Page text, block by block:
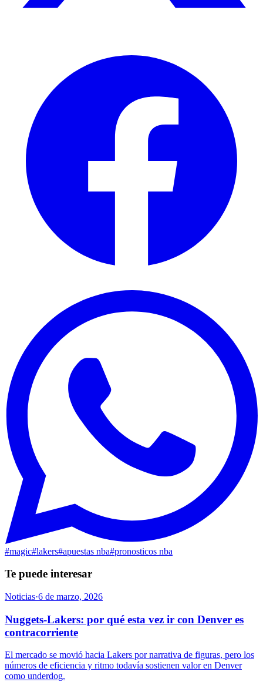
#magic#lakers#apuestas nba#pronosticos nba
Te puede interesar
Noticias·6 de marzo, 2026
Nuggets-Lakers: por qué esta vez ir con Denver es
contracorriente
El mercado se movió hacia Lakers por narrativa de figuras, pero los
números de eficiencia y ritmo todavía sostienen valor en Denver
como underdog.